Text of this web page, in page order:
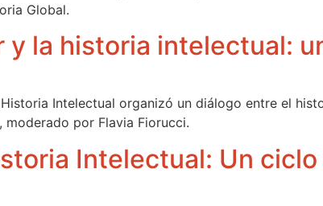
Global.
y la historia intelectual:
Intelectual organizó un diálogo entre el
por Flavia Fiorucci.
Intelectual: Un